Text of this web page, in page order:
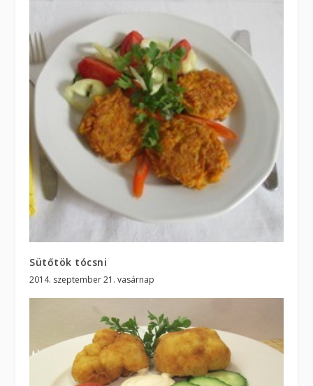
Sütőtök tócsni
2014. szeptember 21. vasárnap